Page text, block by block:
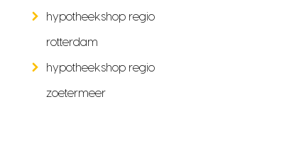
hypotheekshop regio
rotterdam
hypotheekshop regio
zoetermeer